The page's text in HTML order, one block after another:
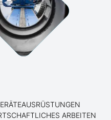
ARBEITEN